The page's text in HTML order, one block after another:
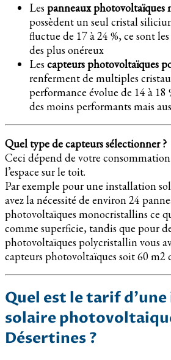
Les panneaux photovoltaïques
possèdent un seul cristal
fluctue de 17 à 24 %, ce sont
des plus onéreux
Les capteurs photovoltaïques
renferment de multiples
performance évolue de 14 à 18
des moins performants mais
Quel type de capteurs sélectionner ?
Ceci dépend de votre
l’espace sur le toit.
Par exemple pour une installation
avez la nécessité de environ 24
photovoltaïques monocristallins ce
comme superficie, tandis que pour
photovoltaïques polycristallin vous
capteurs photovoltaïques soit 60 m2
Quel est le tarif
solaire
Désertines ?